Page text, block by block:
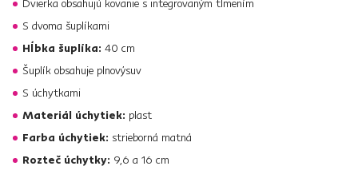
Dvierka obsahujú kovanie s integrovaným tlmením
S dvoma šuplíkami
Hĺbka šuplíka: 40 cm
Šuplík obsahuje plnovýsuv
S úchytkami
Materiál úchytiek: plast
Farba úchytiek: strieborná matná
Rozteč úchytky: 9,6 a 16 cm